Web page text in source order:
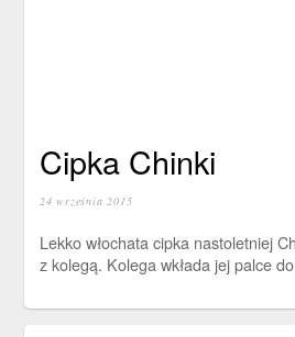
Cipka Chinki
24 września 2015
Lekko włochata cipka nastoletniej
z kolegą. Kolega wkłada jej palce